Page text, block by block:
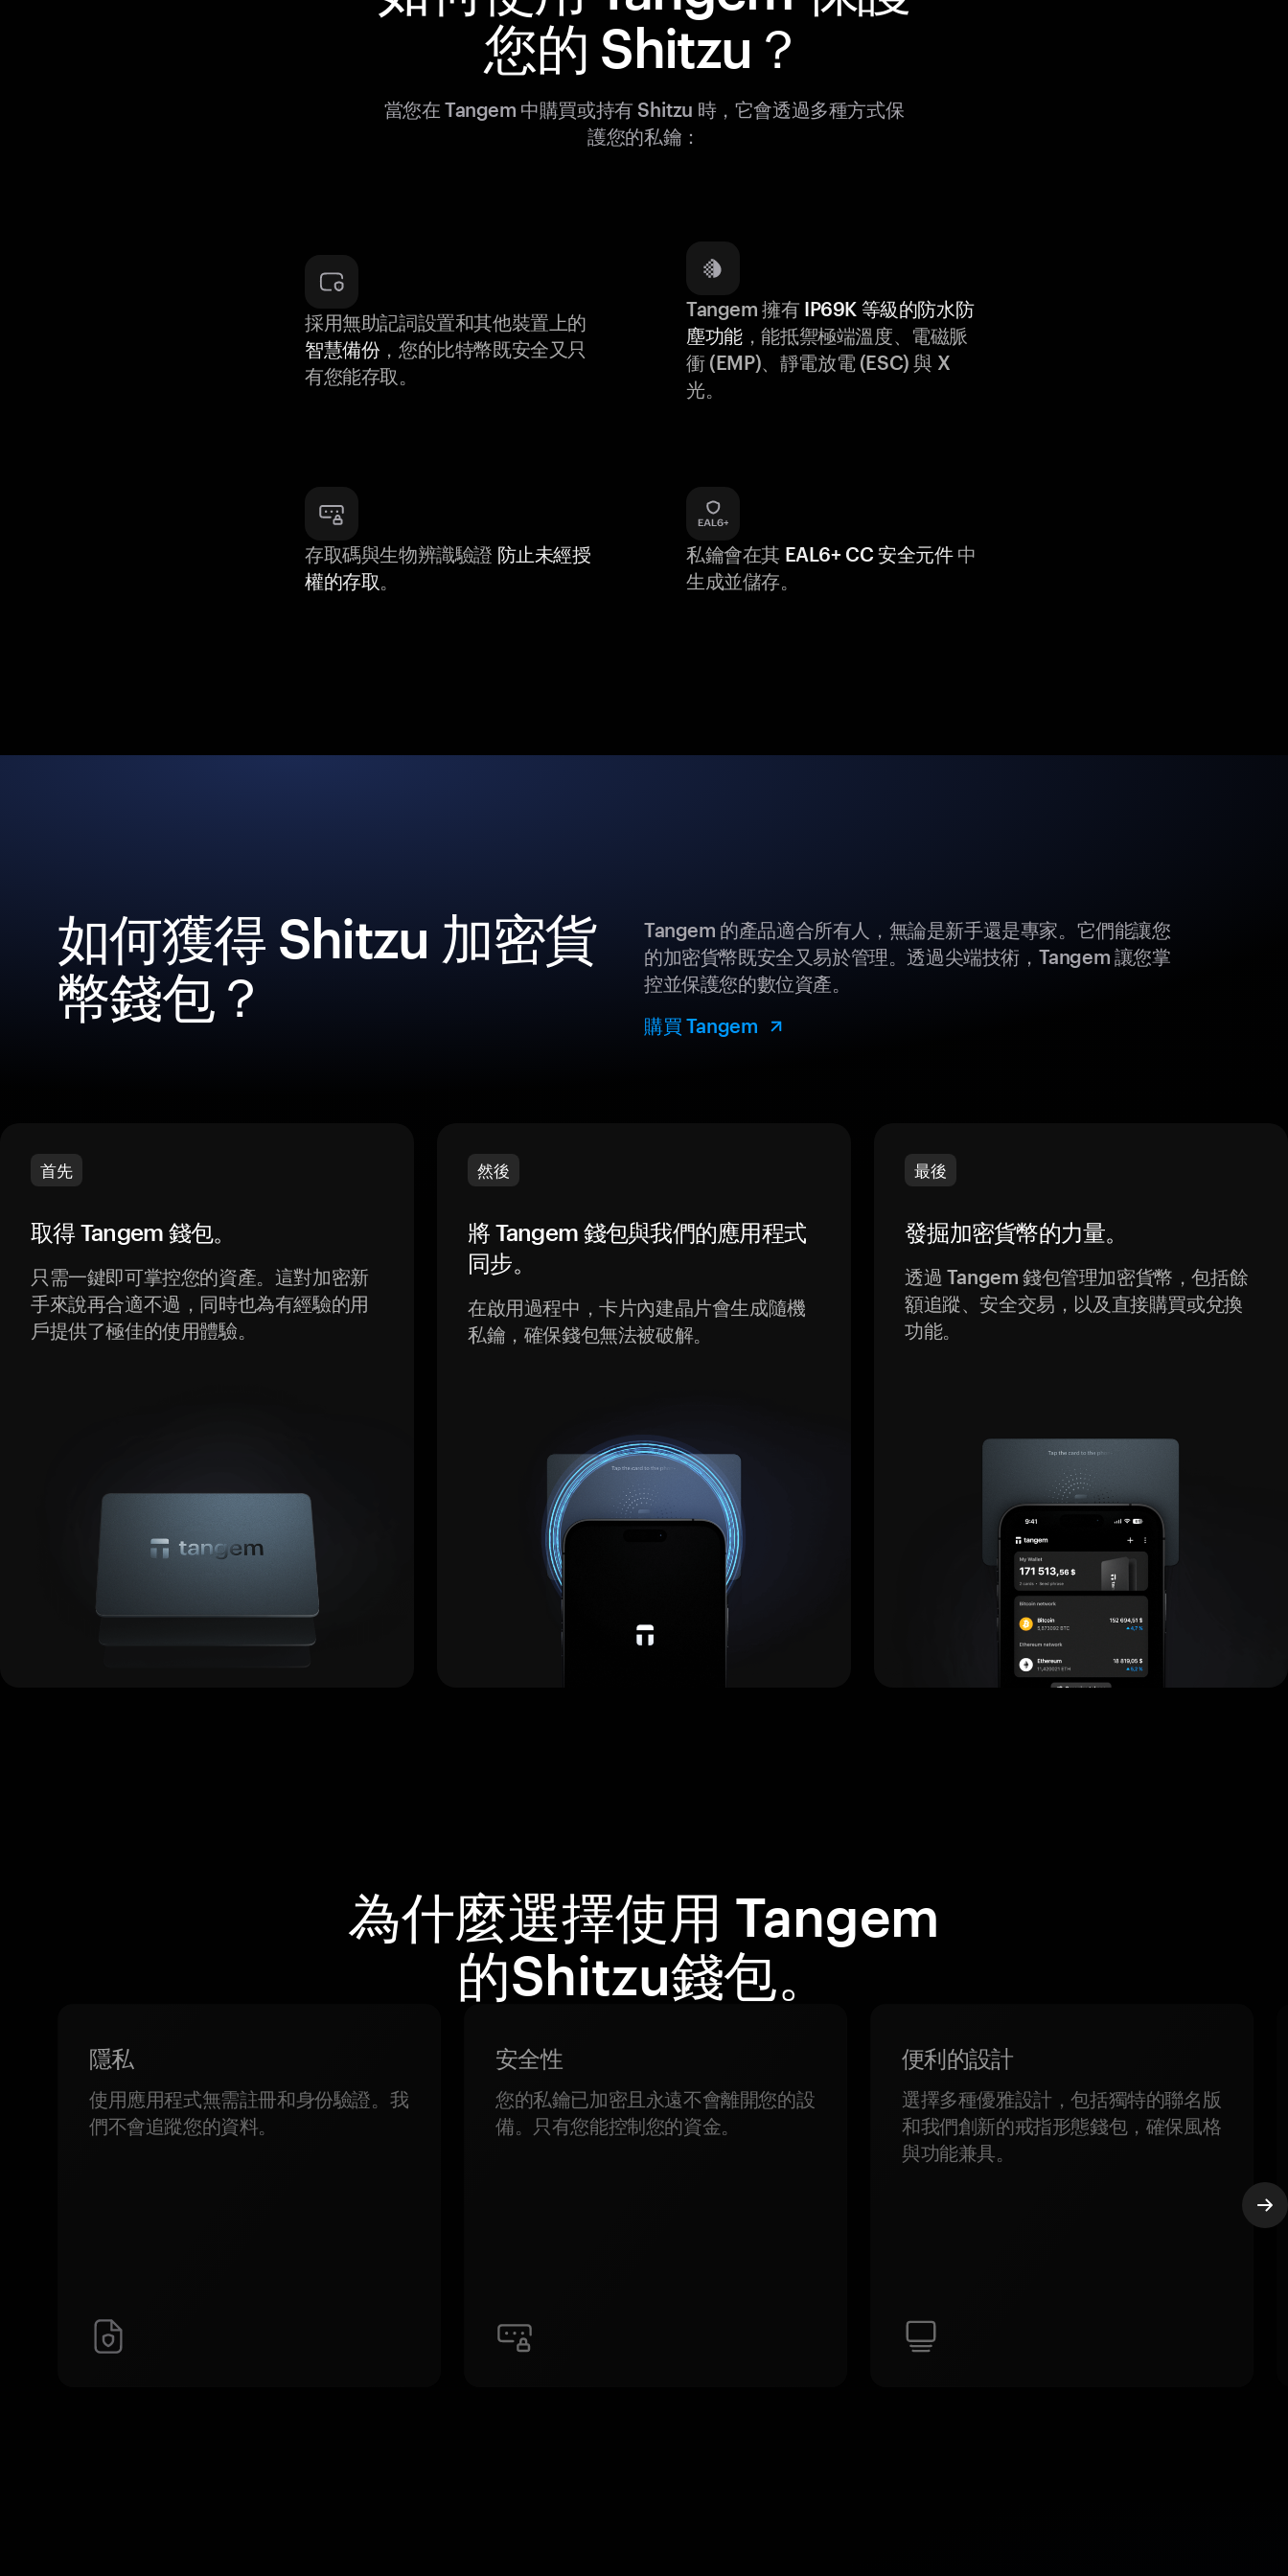
您的 Shitzu？
當您在 Tangem 中購買或持有 Shitzu 時，它會透過多種方式保
護您的私鑰：
採用無助記詞設置和其他裝置上的
智慧備份，您的比特幣既安全又只
有您能存取。
Tangem 擁有 IP69K 等級的防水防
塵功能，能抵禦極端溫度、電磁脈
衝 (EMP)、靜電放電 (ESC) 與 X
光。
存取碼與生物辨識驗證 防止未經授
權的存取。
私鑰會在其 EAL6+ CC 安全元件中
生成並儲存。
如何獲得 Shitzu 加密貨
幣錢包？
Tangem 的產品適合所有人，無論是新手還是專家。它們能讓您
的加密貨幣既安全又易於管理。透過尖端技術，Tangem 讓您掌
控並保護您的數位資產。
購買 Tangem
首先
取得 Tangem 錢包。
只需一鍵即可掌控您的資產。這對加密新
手來說再合適不過，同時也為有經驗的用
戶提供了極佳的使用體驗。
然後
將 Tangem 錢包與我們的應用程式
同步。
在啟用過程中，卡片內建晶片會生成隨機
私鑰，確保錢包無法被破解。
最後
發掘加密貨幣的力量。
透過 Tangem 錢包管理加密貨幣，包括餘
額追蹤、安全交易，以及直接購買或兌換
功能。
為什麼選擇使用 Tangem
的Shitzu錢包。
隱私
使用應用程式無需註冊和身份驗證。我
們不會追蹤您的資料。
安全性
您的私鑰已加密且永遠不會離開您的設
備。只有您能控制您的資金。
便利的設計
選擇多種優雅設計，包括獨特的聯名版
和我們創新的戒指形態錢包，確保風格
與功能兼具。